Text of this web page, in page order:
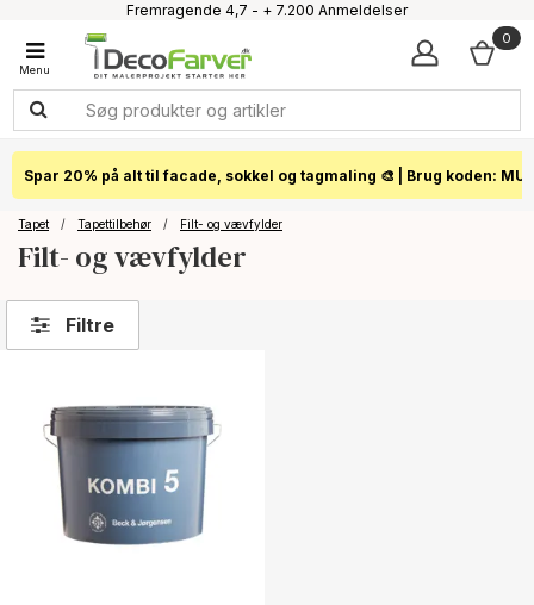
Fremragende 4,7 - + 7.200 Anmeldelser
1-3 dages levering
Click & Collect i hele landet
0
Spar 20% på alt til facade, sokkel og tagmaling 🎨 | Brug koden:
Tapet / Tapettilbehør / Filt- og vævfylder
Filt- og vævfylder
Filtre